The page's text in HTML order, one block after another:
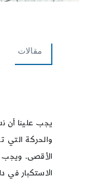
مقالات
يجب علينا أن
والحركة
الأقصى. ويجب
الاستكبار في